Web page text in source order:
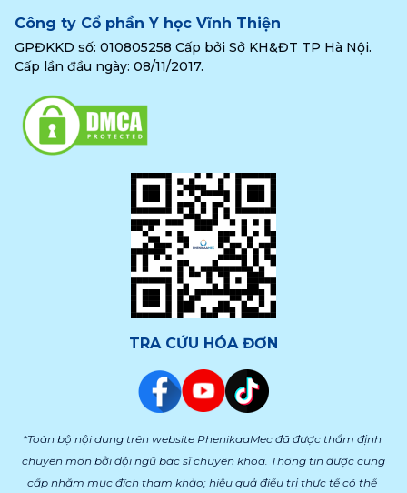
Công ty Cổ phần Y học Vĩnh Thiện
GPĐKKD số: 010805258 Cấp bởi Sở KH&ĐT TP Hà Nội.
Cấp lần đầu ngày: 08/11/2017.
TRA CỨU HÓA ĐƠN
*Toàn bộ nội dung trên website PhenikaaMec đã được thẩm định
chuyên môn bởi đội ngũ bác sĩ chuyên khoa. Thông tin được cung
cấp nhằm mục đích tham khảo; hiệu quả điều trị thực tế có thể